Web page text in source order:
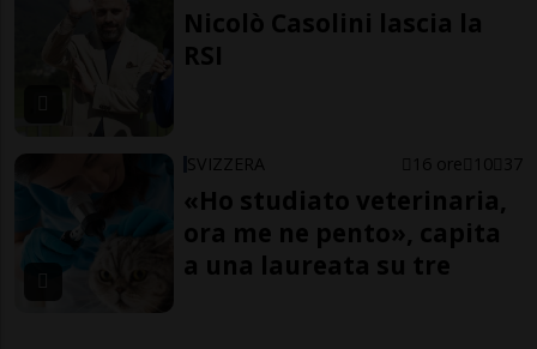
Nicolò Casolini lascia la
RSI
SVIZZERA 16 ore 10 37
«Ho studiato veterinaria,
ora me ne pento», capita
a una laureata su tre